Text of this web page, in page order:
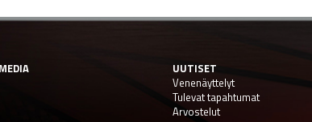
UUTISET
Venenäyttelyt
Tulevat tapahtumat
Arvostelut